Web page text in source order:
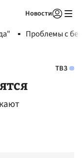
Новости
Проблемы с
ТВЗ